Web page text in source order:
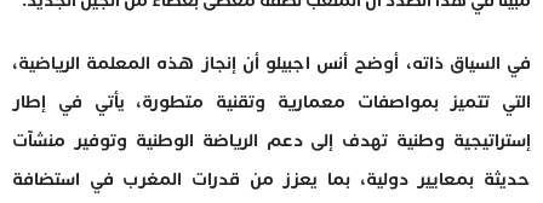
في السياق ذاته، أوضح أنس اجبيلو أن إنجاز هذه المعلمة الرياضية،
التي تتميز بمواصفات معمارية وتقنية متطورة، يأتي في إطار
إستراتيجية وطنية تهدف إلى دعم الرياضة الوطنية وتوفير منشآت
حديثة بمعايير دولية، بما يعزز من قدرات المغرب في استضافة